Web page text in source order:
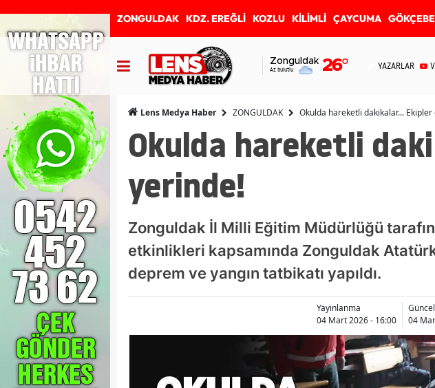
ZONGULDAK KDZ. EREĞLİ KOZLU KİLİMLİ ÇAYCUMA
Zonguldak
Az bulutlu 26° YAZARLAR
Lens Medya Haber ZONGULDAK Okulda hareketli dakikalar...
Okulda hareketli
yerinde!
Zonguldak İl Milli Eğitim Müdürlüğü
etkinlikleri kapsamında Zonguldak
deprem ve yangın tatbikatı yapıldı.
Yayınlanma
04 Mart 2026 - 16:00
04